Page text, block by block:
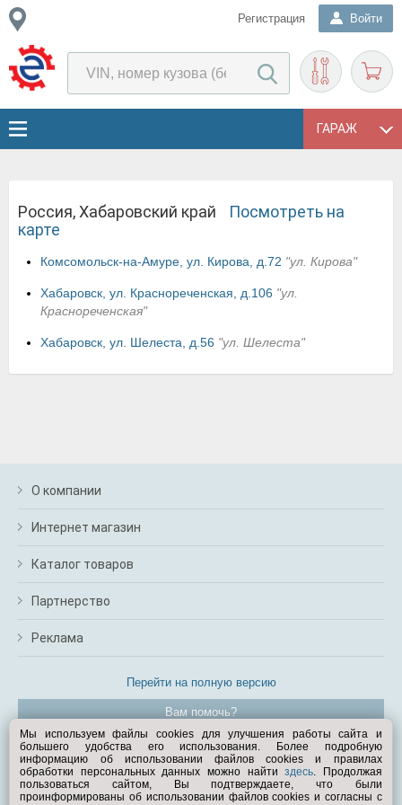
Регистрация Войти
ГАРАЖ
Россия, Хабаровский край
Посмотреть на
карте
Комсомольск-на-Амуре, ул. Кирова, д.72 "ул. Кирова"
Хабаровск, ул. Краснореченская, д.106 "ул.
Краснореченская"
Хабаровск, ул. Шелеста, д.56 "ул. Шелеста"
О компании
Интернет магазин
Каталог товаров
Партнерство
Реклама
Перейти на полную версию
Вам помочь?
© Exist.ru 1998—2026
Мы используем файлы cookies для улучшения работы сайта и
большего удобства его использования. Более подробную
информацию об использовании файлов cookies и правилах
обработки персональных данных можно найтиздесь. Продолжая
пользоваться сайтом, Вы подтверждаете, что были
проинформированы об использовании файлов cookies и согласны с